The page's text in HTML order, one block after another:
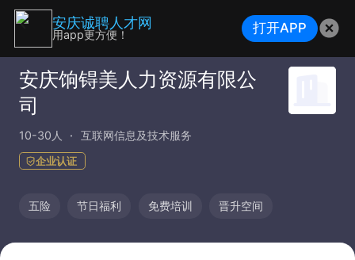
安庆饷锝美人力资源有限公
司
10-30人 互联网信息及技术服务
企业认证
五险 节日福利 免费培训 晋升空间
安庆诚聘人才网
用app更方便！ 打开APP